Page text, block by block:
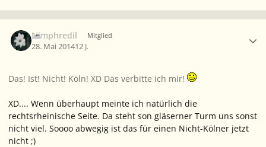
Nimphredil Mitglied
28. Mai 201412 J.
Das! Ist! Nicht! Köln! XD Das verbitte ich mir!
XD.... Wenn überhaupt meinte ich natürlich die
rechtsrheinische Seite. Da steht son gläserner Turm uns sonst
nicht viel. Soooo abwegig ist das für einen Nicht-Kölner jetzt
nicht ;)